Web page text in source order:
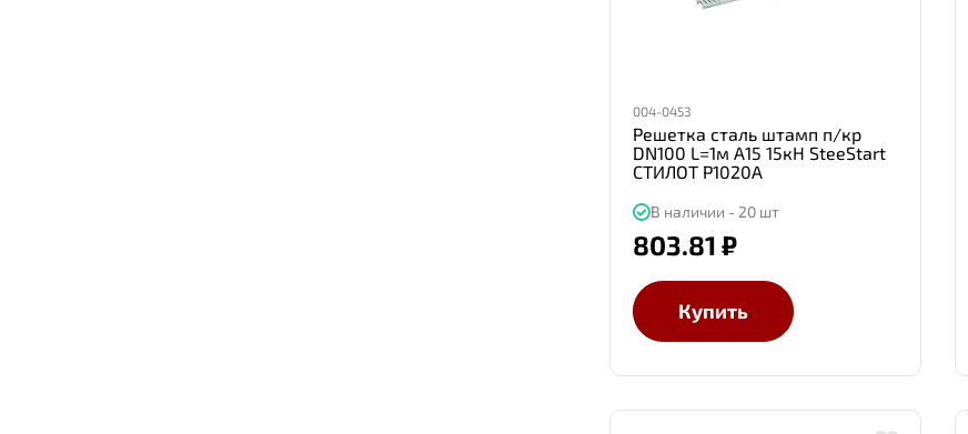
004-0453
Решетка сталь штамп п/кр
DN100 L=1м А15 15кН SteeStart
СТИЛОТ P1020А
В наличии - 20 шт
803.81 ₽
Купить